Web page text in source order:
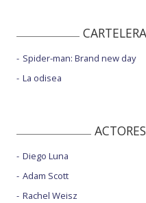
Spider-man: Brand new day
La odisea
Diego Luna
Adam Scott
Rachel Weisz